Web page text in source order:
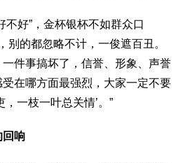
好”，金杯银杯不如群众口
别的都忽略不计，一俊遮百丑。
件事搞坏了，信誉、形象、声誉
在哪方面最强烈，大家一定不要
一枝一叶总关情’。”
回响